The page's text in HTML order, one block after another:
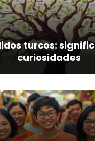
turcos:
curiosidades